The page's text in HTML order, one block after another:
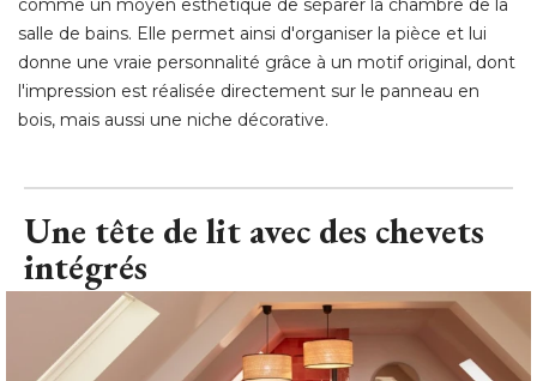
comme un moyen esthétique de séparer la chambre de la
salle de bains. Elle permet ainsi d'organiser la pièce et lui
donne une vraie personnalité grâce à un motif original, dont
l'impression est réalisée directement sur le panneau en
bois, mais aussi une niche décorative.
Une tête de lit avec des chevets
intégrés